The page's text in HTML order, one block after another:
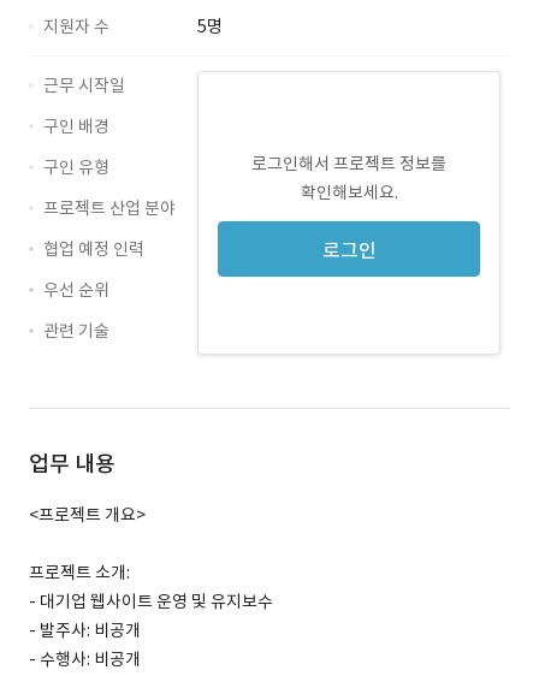
지원자 수
5명
로그인해서 프로젝트 정보를
확인해보세요.
로그인
근무 시작일
구인 배경
구인 유형
프로젝트 산업 분야
협업 예정 인력
우선 순위
관련 기술
업무 내용
<프로젝트 개요>
프로젝트 소개:
- 대기업 웹사이트 운영 및 유지보수
- 발주사: 비공개
- 수행사: 비공개